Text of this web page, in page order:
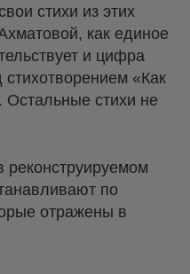
стихи из этих
как единое
и цифра
«Как
стихи не
реконструируемом
по
отражены в